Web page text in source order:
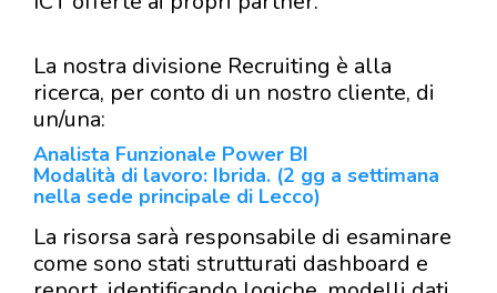
La nostra divisione Recruiting è alla
ricerca, per conto di un nostro cliente, di
un/una:
Analista Funzionale Power BI
Modalità di lavoro: Ibrida. (2 gg a settimana
nella sede principale di Lecco)
La risorsa sarà responsabile di esaminare
come sono stati strutturati dashboard e